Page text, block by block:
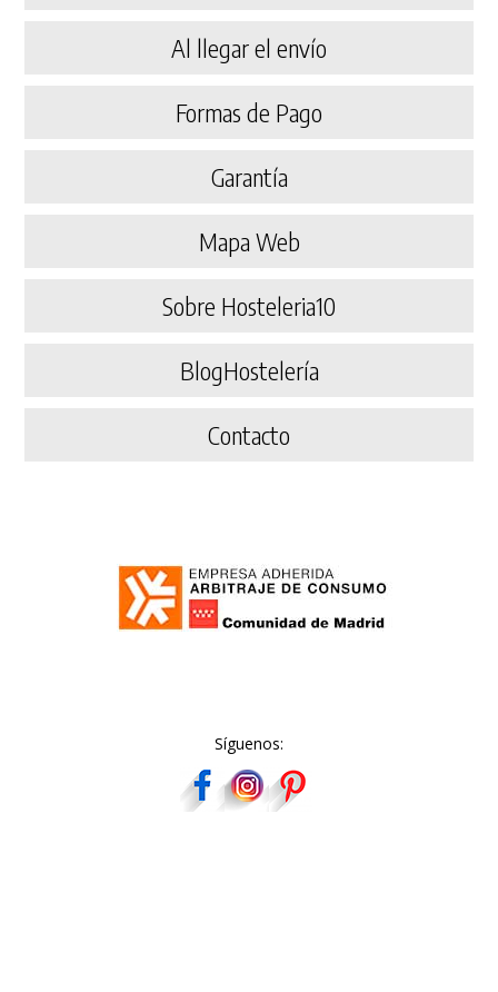
Al llegar el envío
Formas de Pago
Garantía
Mapa Web
Sobre Hosteleria10
BlogHostelería
Contacto
Síguenos: